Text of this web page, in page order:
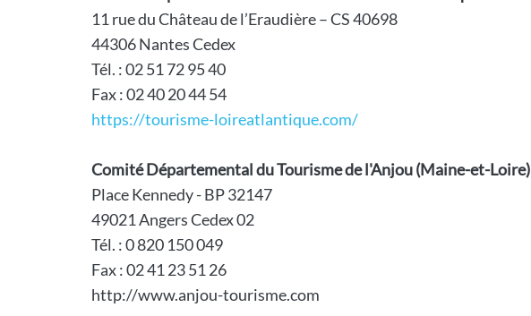
11 rue du Château de l’Eraudière – CS 40698
44306 Nantes Cedex
Tél. : 02 51 72 95 40
Fax : 02 40 20 44 54
https://tourisme-loireatlantique.com/
Comité Départemental du Tourisme de l'Anjou (Maine-et-Loire)
Place Kennedy - BP 32147
49021 Angers Cedex 02
Tél. : 0 820 150 049
Fax : 02 41 23 51 26
http://www.anjou-tourisme.com